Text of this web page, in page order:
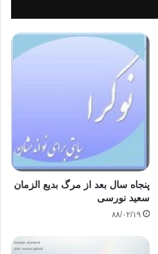
، خوێنیان ئه‌رێژرێت به‌بێ ئه‌وه‌ى
پیرداو، به‌ نوێترین چه‌كى ووڵاتانى
مرۆڤى جیهان و بێده‌نگیه‌كى شه‌رم
جوله‌كه‌وه‌ ، و پێشێلكردنى
جیهانیه‌كان و به‌هاو باوه‌
پنجاه سال بعد از مرگ بدیع الزمان
سعید نورسی
۸۸/۰۲/۱۹